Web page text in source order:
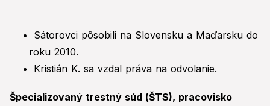
Sátorovci pôsobili na Slovensku a Maďarsku do
roku 2010.
Kristián K. sa vzdal práva na odvolanie.
Špecializovaný trestný súd (ŠTS), pracovisko